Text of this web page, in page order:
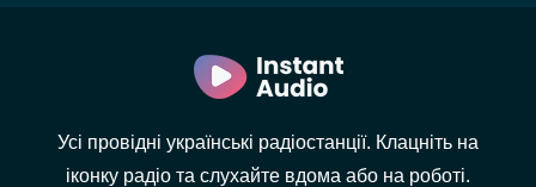
Усі провідні українські радіостанції. Клацніть на
іконку радіо та слухайте вдома або на роботі.